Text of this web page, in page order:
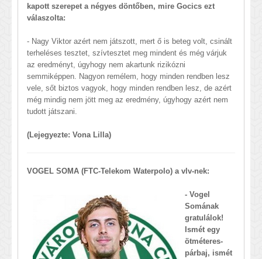
kapott szerepet a négyes döntőben, mire Gocics ezt
válaszolta:
- Nagy Viktor azért nem játszott, mert ő is beteg volt, csinált
terheléses tesztet, szívtesztet meg mindent és még várjuk
az eredményt, úgyhogy nem akartunk rizikózni
semmiképpen. Nagyon remélem, hogy minden rendben lesz
vele, sőt biztos vagyok, hogy minden rendben lesz, de azért
még mindig nem jött meg az eredmény, úgyhogy azért nem
tudott játszani.
(Lejegyezte: Vona Lilla)
VOGEL SOMA (FTC-Telekom Waterpolo) a vlv-nek:
- Vogel
Somának
gratulálok!
Ismét egy
ötméteres-
párbaj, ismét